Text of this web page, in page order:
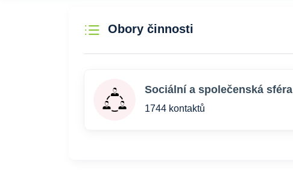
Obory činnosti
Sociální a společenská sféra
1744 kontaktů